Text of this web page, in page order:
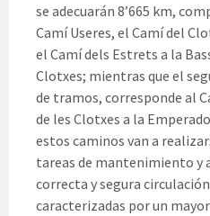
se adecuarán 8’665 km,
Camí Useres, el Camí del
el Camí dels Estrets a la
Clotxes; mientras que el
de tramos, corresponde al
de les Clotxes a la
estos caminos van a
tareas de mantenimiento y
correcta y segura
caracterizadas por un